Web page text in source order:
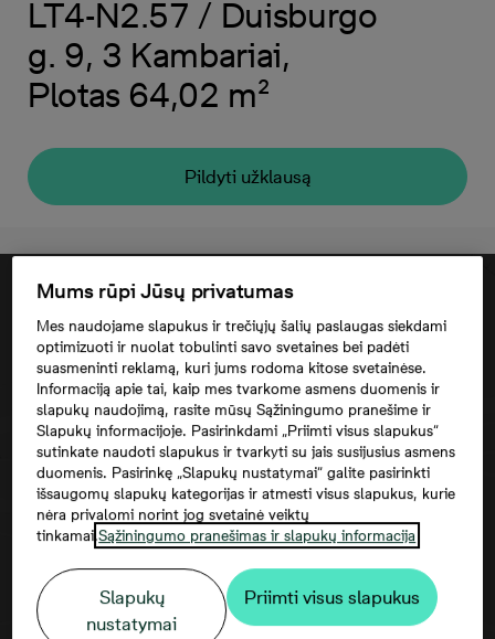
LT4-N2.57 / Duisburgo
g. 9, 3 Kambariai,
Plotas 64,02 m²
Pildyti užklausą
Norėdami matyti šį žemėlapį, jūs turite
sutikti su trečiųjų šalių paslaugomis
Mums rūpi Jūsų privatumas
Mes naudojame slapukus ir trečiųjų šalių paslaugas siekdami
optimizuoti ir nuolat tobulinti savo svetaines bei padėti
suasmeninti reklamą, kuri jums rodoma kitose svetainėse.
Informaciją apie tai, kaip mes tvarkome asmens duomenis ir
slapukų naudojimą, rasite mūsų Sąžiningumo pranešime ir
Slapukų informacijoje. Pasirinkdami „Priimti visus slapukus“
sutinkate naudoti slapukus ir tvarkyti su jais susijusius asmens
duomenis. Pasirinkę „Slapukų nustatymai“ galite pasirinkti
išsaugomų slapukų kategorijas ir atmesti visus slapukus, kurie
nėra privalomi norint jog svetainė veiktų
tinkamai.Sąžiningumo pranešimas ir slapukų informacija
Slapukų
nustatymai
Priimti visus slapukus